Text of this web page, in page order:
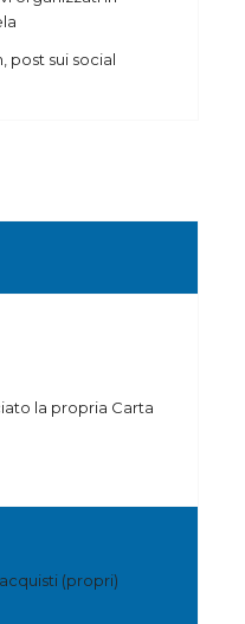
post sui social
la propria Carta
(propri)